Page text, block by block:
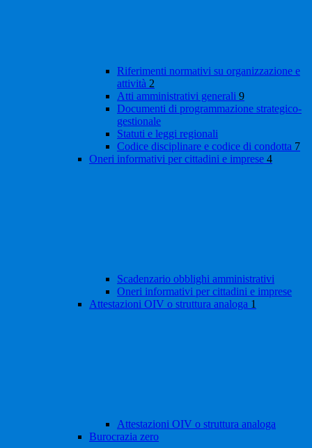
Riferimenti normativi su organizzazione e
attività 2
Atti amministrativi generali 9
Documenti di programmazione strategico-
gestionale
Statuti e leggi regionali
Codice disciplinare e codice di condotta 7
Oneri informativi per cittadini e imprese 4
Scadenzario obblighi amministrativi
Oneri informativi per cittadini e imprese
Attestazioni OIV o struttura analoga 1
Attestazioni OIV o struttura analoga
Burocrazia zero